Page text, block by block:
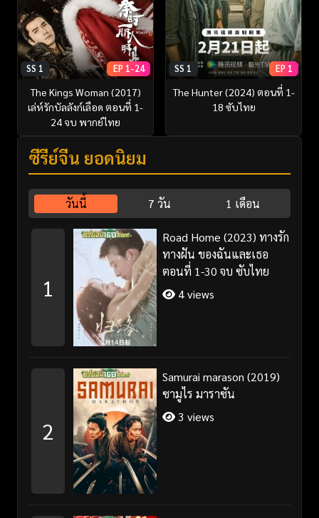
SS 1 EP 1-24
The Kings Woman (2017)
เล่ห์รักบัลลังก์เลือด ตอนที่ 1-
24 จบ พากย์ไทย
SS 1 EP 1
The Hunter (2024) ตอนที่ 1-
18 ซับไทย
ซีรี่ย์จีน ยอดนิยม
วันนี้ 7 วัน 1 เดือน
1
Road Home (2023) ทางรัก
ทางฝัน ของฉันและเธอ
ตอนที่ 1-30 จบ ซับไทย
4 views
2
Samurai marason (2019)
ซามูไร มาราซัน
3 views